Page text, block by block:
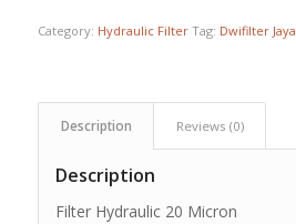
Category: Hydraulic Filter Tag: Dwifilter Jaya
Description Reviews (0)
Description
Filter Hydraulic 20 Micron